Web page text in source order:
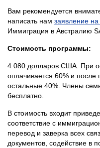
Вам рекомендуется
написать нам заявление на
Иммиграция в Австралию
Стоимость программы:
4 080 долларов США. При
оплачивается 60% и после
остальные 40%. Члены
бесплатно.
В стоимость входит
соответствие с
перевод и заверка всех
документов, содействие в